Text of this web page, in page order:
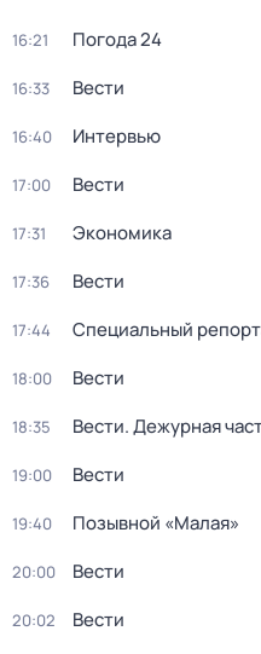
16:21 Погода 24
16:33 Вести
16:40 Интервью
17:00 Вести
17:31 Экономика
17:36 Вести
17:44 Специальный
18:00 Вести
18:35 Вести. Дежурная
19:00 Вести
19:40 Позывной «Малая»
20:00 Вести
20:02 Вести